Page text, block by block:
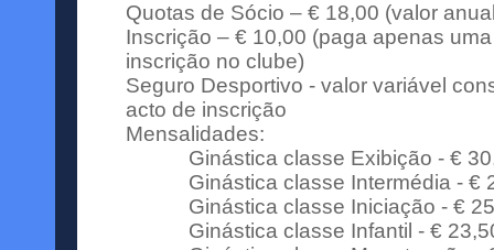
Quotas de Sócio – € 18,00 (valor
Inscrição – € 10,00 (paga apenas
inscrição no clube)
Seguro Desportivo - valor variável
acto de inscrição
Mensalidades:
Ginástica classe Exibição - €
Ginástica classe Intermédia - €
Ginástica classe Iniciação - €
Ginástica classe Infantil - €